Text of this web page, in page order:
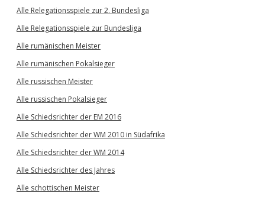
Alle Relegationsspiele zur 2. Bundesliga
Alle Relegationsspiele zur Bundesliga
Alle rumänischen Meister
Alle rumänischen Pokalsieger
Alle russischen Meister
Alle russischen Pokalsieger
Alle Schiedsrichter der EM 2016
Alle Schiedsrichter der WM 2010 in Südafrika
Alle Schiedsrichter der WM 2014
Alle Schiedsrichter des Jahres
Alle schottischen Meister